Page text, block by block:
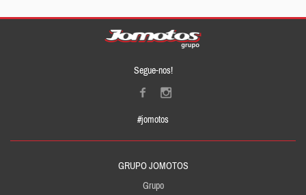
Segue-nos!
#jomotos
GRUPO JOMOTOS
Grupo